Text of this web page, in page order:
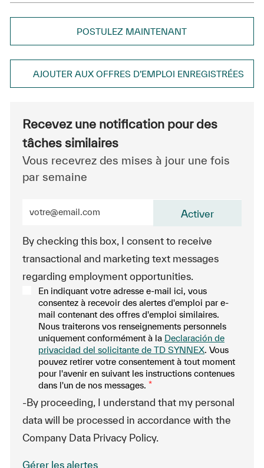
POSTULEZ MAINTENANT
AJOUTER AUX OFFRES D’EMPLOI ENREGISTRÉES
Recevez une notification pour des
tâches similaires
Vous recevrez des mises à jour une fois
par semaine
By checking this box, I consent to receive
transactional and marketing text messages
regarding employment opportunities.
En indiquant votre adresse e-mail ici, vous
consentez à recevoir des alertes d'emploi par e-
mail contenant des offres d'emploi similaires.
Nous traiterons vos renseignements personnels
uniquement conformément à la Declaración de
privacidad del solicitante de TD SYNNEX. Vous
pouvez retirer votre consentement à tout moment
pour l'avenir en suivant les instructions contenues
dans l'un de nos messages. *
-By proceeding, I understand that my personal
data will be processed in accordance with the
Company Data Privacy Policy.
Activer
Gérer les alertes